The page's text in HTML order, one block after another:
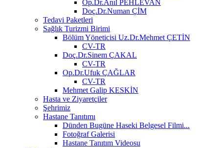
Op.Dr.Anıl PEHLEVAN
Doç.Dr.Numan ÇİM
Tedavi Paketleri
Sağlık Turizmi Birimi
Bölüm Yöneticisi Uz.Dr.Mehmet ÇETİN
CV-TR
Doç.Dr.Sinem ÇAKAL
CV-TR
Op.Dr.Ufuk ÇAĞLAR
CV-TR
Mehmet Galip KESKİN
Hasta ve Ziyaretçiler
Şehrimiz
Hastane Tanıtımı
Dünden Bugüne Haseki Belgesel Filmi...
Fotoğraf Galerisi
Hastane Tanıtım Videosu